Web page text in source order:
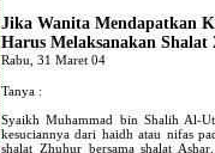
Jika Wanita Mendapatkan
Harus Melaksanakan
Rabu, 31 Maret 04
Tanya :
Syaikh Muhammad bin Shalih Al-
kesuciannya dari haidh atau nifas
shalat Zhuhur bersama shalat